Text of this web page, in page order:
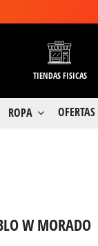
TIENDAS FISICAS
ROPA OFERTAS
W MORADO